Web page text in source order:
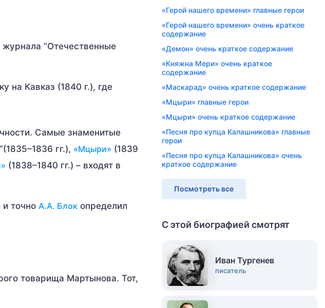
“Отечественные
на Кавказ (1840 г.), где
Самые знаменитые
гг.), «Мцыри» (1839
(1838–1840 гг.) – входят в
и точно А.А. Блок определил
товарища Мартынова. Тот,
«Герой нашего времени» главные герои
«Герой нашего времени» очень краткое
содержание
«Демон» очень краткое содержание
«Княжна Мери» очень краткое
содержание
«Маскарад» очень краткое содержание
«Мцыри» главные герои
«Мцыри» очень краткое содержание
«Песня про купца Калашникова» главные
герои
«Песня про купца Калашникова» очень
краткое содержание
Посмотреть все
С этой биографией смотрят
Иван Тургенев
писатель